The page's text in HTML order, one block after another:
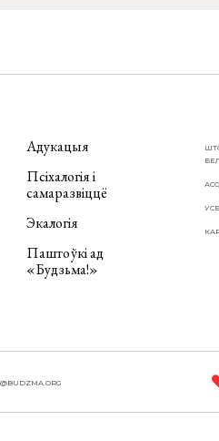
Адукацыя
Псіхалогія і
самаразвіццё
Экалогія
Паштоўкі ад
«Будзьма!»